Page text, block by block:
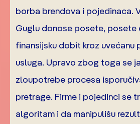
borba brendova i pojedinaca.
Guglu donose posete, posete
finansijsku dobit kroz uvećanu
usluga. Upravo zbog toga se
zloupotrebe procesa
pretrage. Firme i pojedinci se
algoritam i da manipulišu